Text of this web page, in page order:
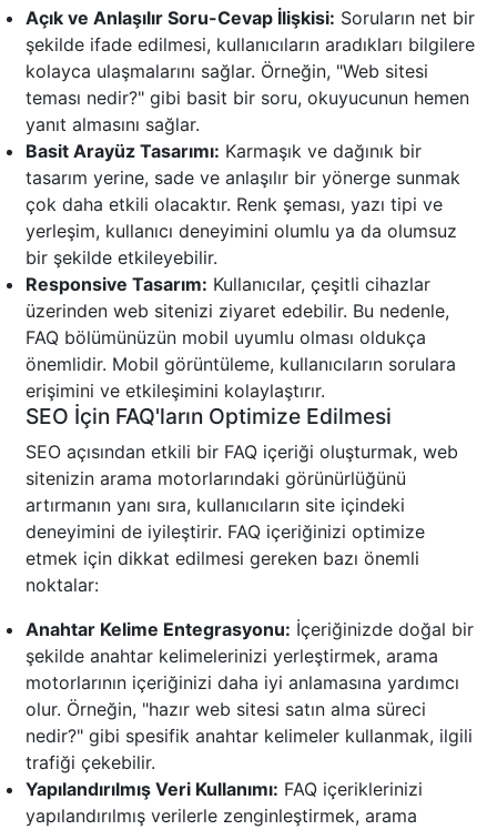
Açık ve Anlaşılır Soru-Cevap İlişkisi: Soruların net bir
şekilde ifade edilmesi, kullanıcıların aradıkları bilgilere
kolayca ulaşmalarını sağlar. Örneğin, "Web sitesi
teması nedir?" gibi basit bir soru, okuyucunun hemen
yanıt almasını sağlar.
Basit Arayüz Tasarımı: Karmaşık ve dağınık bir
tasarım yerine, sade ve anlaşılır bir yönerge sunmak
çok daha etkili olacaktır. Renk şeması, yazı tipi ve
yerleşim, kullanıcı deneyimini olumlu ya da olumsuz
bir şekilde etkileyebilir.
Responsive Tasarım: Kullanıcılar, çeşitli cihazlar
üzerinden web sitenizi ziyaret edebilir. Bu nedenle,
FAQ bölümünüzün mobil uyumlu olması oldukça
önemlidir. Mobil görüntüleme, kullanıcıların sorulara
erişimini ve etkileşimini kolaylaştırır.
SEO İçin FAQ'ların Optimize Edilmesi
SEO açısından etkili bir FAQ içeriği oluşturmak, web
sitenizin arama motorlarındaki görünürlüğünü
artırmanın yanı sıra, kullanıcıların site içindeki
deneyimini de iyileştirir. FAQ içeriğinizi optimize
etmek için dikkat edilmesi gereken bazı önemli
noktalar:
Anahtar Kelime Entegrasyonu: İçeriğinizde doğal bir
şekilde anahtar kelimelerinizi yerleştirmek, arama
motorlarının içeriğinizi daha iyi anlamasına yardımcı
olur. Örneğin, "hazır web sitesi satın alma süreci
nedir?" gibi spesifik anahtar kelimeler kullanmak, ilgili
trafiği çekebilir.
Yapılandırılmış Veri Kullanımı: FAQ içeriklerinizi
yapılandırılmış verilerle zenginleştirmek, arama